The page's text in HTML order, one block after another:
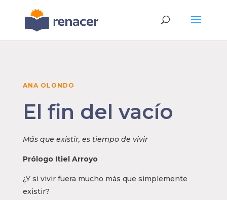
ANA OLONDO
El fin del vacío
Más que existir, es tiempo de vivir
Prólogo Itiel Arroyo
¿Y si vivir fuera mucho más que simplemente
existir?